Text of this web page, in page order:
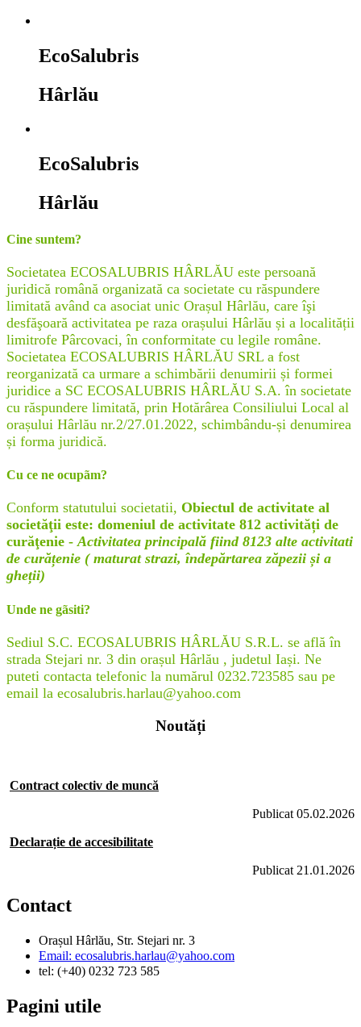
EcoSalubris
Hârlău
EcoSalubris
Hârlău
Cine suntem?
Societatea ECOSALUBRIS HÂRLĂU este persoană
juridică română organizată ca societate cu răspundere
limitată având ca asociat unic Orașul Hârlău, care îşi
desfăşoară activitatea pe raza orașului Hârlău și a localității
limitrofe Pârcovaci, în conformitate cu legile române.
Societatea ECOSALUBRIS HÂRLĂU SRL a fost
reorganizată ca urmare a schimbării denumirii și formei
juridice a SC ECOSALUBRIS HÂRLĂU S.A. în societate
cu răspundere limitată, prin Hotărârea Consiliului Local al
orașului Hârlău nr.2/27.01.2022, schimbându-și denumirea
și forma juridică.
Cu ce ne ocupãm?
Conform statutului societatii, Obiectul de activitate al
societăţii este: domeniul de activitate 812 activități de
curăţenie -Activitatea principală fiind 8123 alte activitati
de curățenie ( maturat strazi, îndepărtarea zăpezii și a
gheții)
Unde ne gãsiti?
Sediul S.C. ECOSALUBRIS HÂRLĂU S.R.L. se află în
strada Stejari nr. 3 din orașul Hârlău , judetul Iași. Ne
puteti contacta telefonic la numărul 0232.723585 sau pe
email la ecosalubris.harlau@yahoo.com
Noutăți
Contract colectiv de muncă
Publicat 05.02.2026
Declarație de accesibilitate
Publicat 21.01.2026
Contact
Orașul Hârlău, Str. Stejari nr. 3
Email: ecosalubris.harlau@yahoo.com
tel: (+40) 0232 723 585
Pagini utile